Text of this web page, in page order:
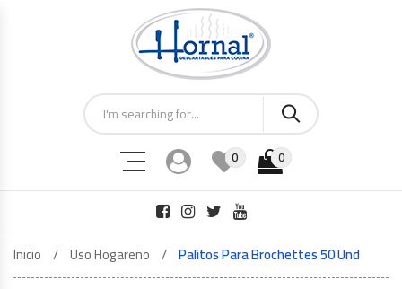
0 0
Inicio Uso Hogareño Palitos Para Brochettes 50 Und